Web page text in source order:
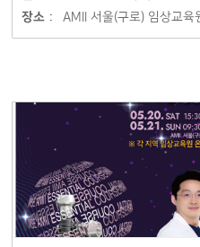
장소 :
AMII 서울(구로) 임상교육